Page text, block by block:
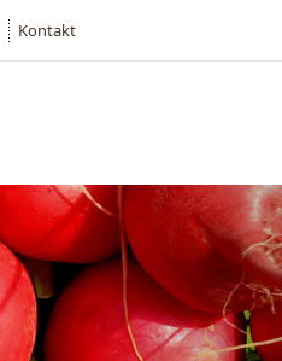
Kontakt